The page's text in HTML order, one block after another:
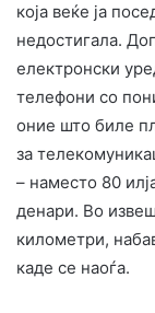
која веќе ја
недостигала.
електронски
телефони со
оние што биле
за
– наместо 80
денари. Во
километри,
каде се наоѓа.